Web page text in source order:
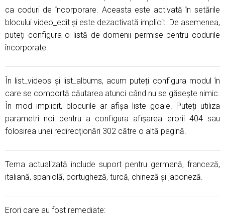
ca coduri de încorporare. Aceasta este activată în setările
blocului video_edit și este dezactivată implicit. De asemenea,
puteți configura o listă de domenii permise pentru codurile
încorporate.
În list_videos și list_albums, acum puteți configura modul în
care se comportă căutarea atunci când nu se găsește nimic.
În mod implicit, blocurile ar afișa liste goale. Puteți utiliza
parametri noi pentru a configura afișarea erorii 404 sau
folosirea unei redirecționări 302 către o altă pagină.
Tema actualizată include suport pentru germană, franceză,
italiană, spaniolă, portugheză, turcă, chineză și japoneză.
Erori care au fost remediate: